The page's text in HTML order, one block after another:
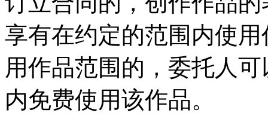
享有在约定的范围内使
用作品范围的，委托人
内免费使用该作品。